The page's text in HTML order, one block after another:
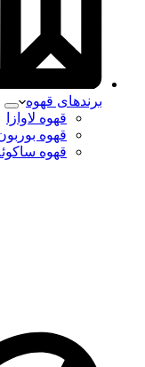
برندهای قهوه
قهوه لاوازا
قهوه
قهوه